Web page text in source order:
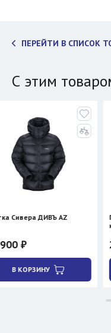
ПЕРЕЙТИ В СПИСОК
С этим
ДИВЪ AZ
Палатка
24